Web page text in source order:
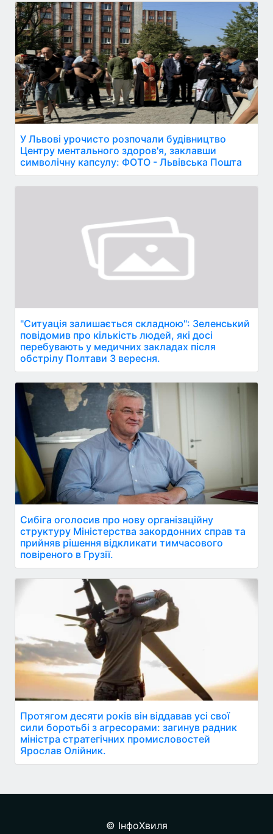
У Львові урочисто розпочали будівництво
Центру ментального здоров'я, заклавши
символічну капсулу: ФОТО - Львівська Пошта
"Ситуація залишається складною": Зеленський
повідомив про кількість людей, які досі
перебувають у медичних закладах після
обстрілу Полтави 3 вересня.
Сибіга оголосив про нову організаційну
структуру Міністерства закордонних справ та
прийняв рішення відкликати тимчасового
повіреного в Грузії.
Протягом десяти років він віддавав усі свої
сили боротьбі з агресорами: загинув радник
міністра стратегічних промисловостей
Ярослав Олійник.
© ІнфоХвиля